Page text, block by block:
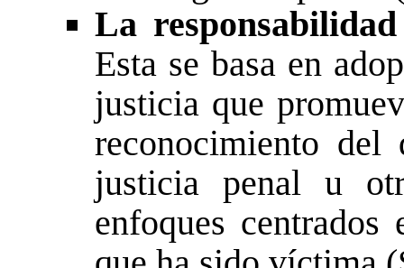
La
Esta se basa en
justicia que
reconocimiento del
justicia penal u
enfoques